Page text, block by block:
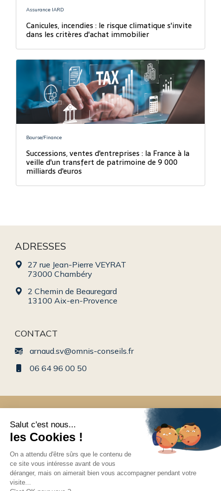
Assurance IARD
Canicules, incendies : le risque climatique s'invite
dans les critères d'achat immobilier
Bourse/Finance
Successions, ventes d'entreprises : la France à la
veille d'un transfert de patrimoine de 9 000
milliards d'euros
ADRESSES
27 rue Jean-Pierre VEYRAT
73000 Chambéry
2 Chemin de Beauregard
13100 Aix-en-Provence
CONTACT
arnaud.sv@omnis-conseils.fr
06 64 96 00 50
Conseil en gestion de patrimoine en Rhône-Alpes